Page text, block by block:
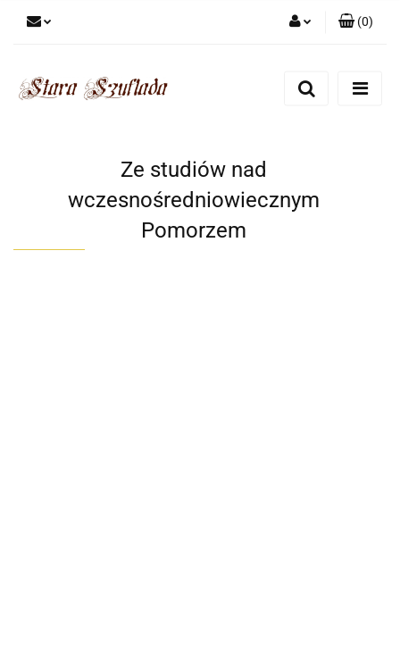
Zarejestruj się
(0)
Ze studiów nad
wczesnośredniowiecznym
Pomorzem